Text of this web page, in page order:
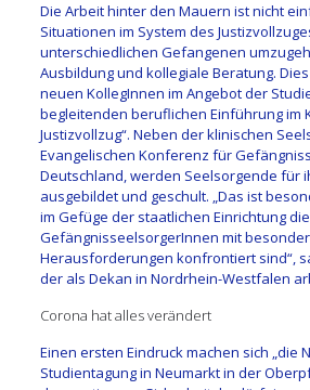
Die Arbeit hinter den Mauern ist nicht
Situationen im System des
unterschiedlichen Gefangenen
Ausbildung und kollegiale Beratung.
neuen KollegInnen im Angebot der
begleitenden beruflichen Einführung im
Justizvollzug“. Neben der klinischen
Evangelischen Konferenz für
Deutschland, werden Seelsorgende für
ausgebildet und geschult. „Das ist
im Gefüge der staatlichen Einrichtung die
GefängnisseelsorgerInnen mit
Herausforderungen konfrontiert sind“,
der als Dekan in Nordrhein-Westfalen
Corona hat alles verändert
Einen ersten Eindruck machen sich „die
Studientagung in Neumarkt in der